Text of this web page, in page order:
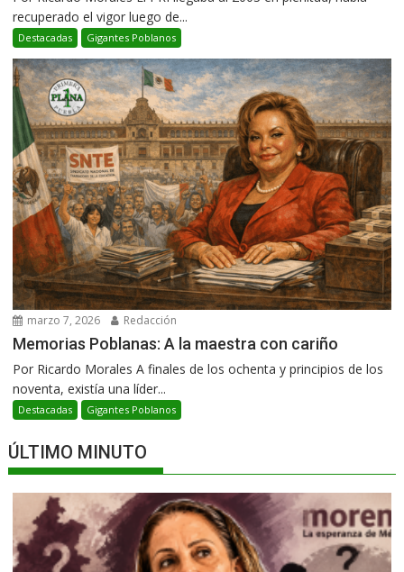
recuperado el vigor luego de...
Destacadas Gigantes Poblanos
marzo 7, 2026 Redacción
Memorias Poblanas: A la maestra con cariño
Por Ricardo Morales A finales de los ochenta y principios de los
noventa, existía una líder...
Destacadas Gigantes Poblanos
ÚLTIMO MINUTO